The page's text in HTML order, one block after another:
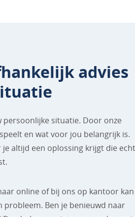
advies
persoonlijke situatie. Door onze
en wat voor jou belangrijk is.
altijd een oplossing krijgt die echt
online of bij ons op kantoor kan
probleem. Ben je benieuwd naar